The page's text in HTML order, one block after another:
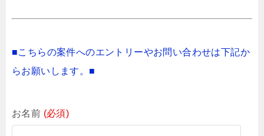
■こちらの案件へのエントリーやお問い合わせは下記か
らお願いします。■
お名前 (必須)